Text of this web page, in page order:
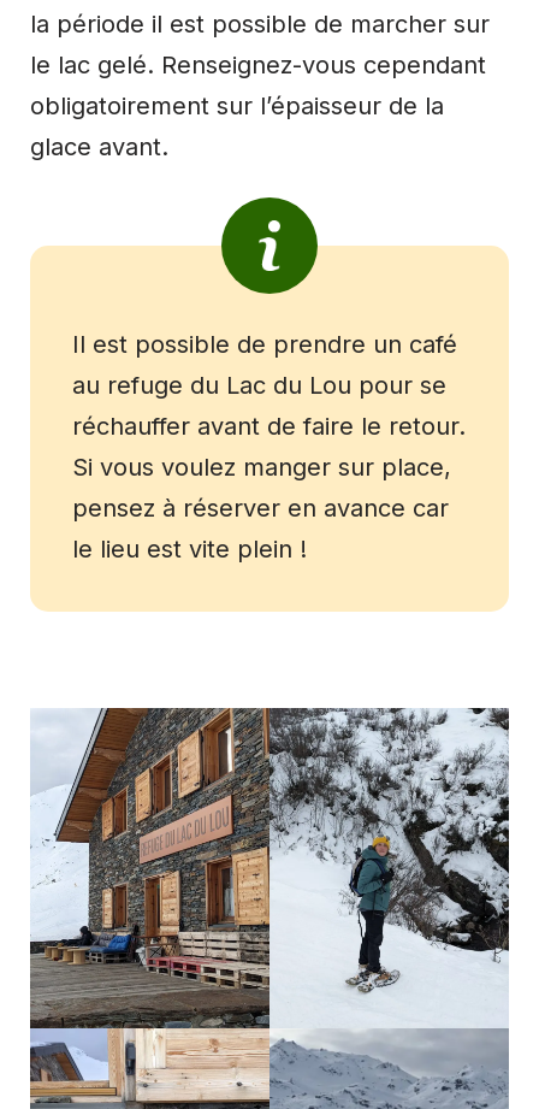
la période il est possible de marcher sur
le lac gelé. Renseignez-vous cependant
obligatoirement sur l’épaisseur de la
glace avant.
Il est possible de prendre un café
au refuge du Lac du Lou pour se
réchauffer avant de faire le retour.
Si vous voulez manger sur place,
pensez à réserver en avance car
le lieu est vite plein !